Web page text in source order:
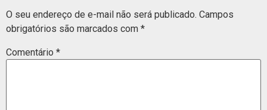
O seu endereço de e-mail não será publicado. Campos
obrigatórios são marcados com *
Comentário *